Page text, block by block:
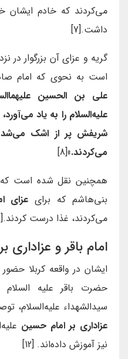
می‌کردند که خادم ایشان
داشت.[7]
گریه و عزای آن بزرگوار در
است به نحوی که امام
علی بن الحسین
علیه‌السلام را به یاد
شریفش پر از اشک می‌شد
می‌کردند.»[8]
همچنین نقل شده است که
بنی‌هاشم که برای عزای
می‌کردند، غذا درست کردند.[9]
امام باقر و عزاداری
حضرت باقر علیه
سیدالشهداء علیه‌السلام، توصیه
عزاداری برامام حسین
نیز آموزش داده‌اند. [12]